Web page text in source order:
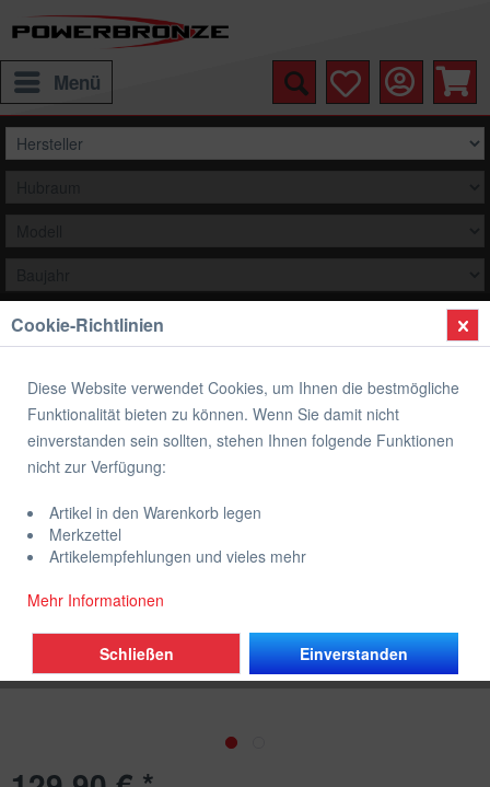
Menü
Auswählen
Übersicht Kettenschützer
Kettenschützer HONDA
Cookie-Richtlinien
Diese Website verwendet Cookies, um Ihnen die bestmögliche
Funktionalität bieten zu können. Wenn Sie damit nicht
einverstanden sein sollten, stehen Ihnen folgende Funktionen
nicht zur Verfügung:
Artikel in den Warenkorb legen
Merkzettel
Artikelempfehlungen und vieles mehr
Mehr Informationen
Einverstanden
Schließen